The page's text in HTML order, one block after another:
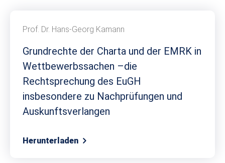
Prof. Dr. Hans-Georg Kamann
Grundrechte der Charta und der EMRK in
Wettbewerbssachen –die
Rechtsprechung des EuGH
insbesondere zu Nachprüfungen und
Auskunftsverlangen
Herunterladen